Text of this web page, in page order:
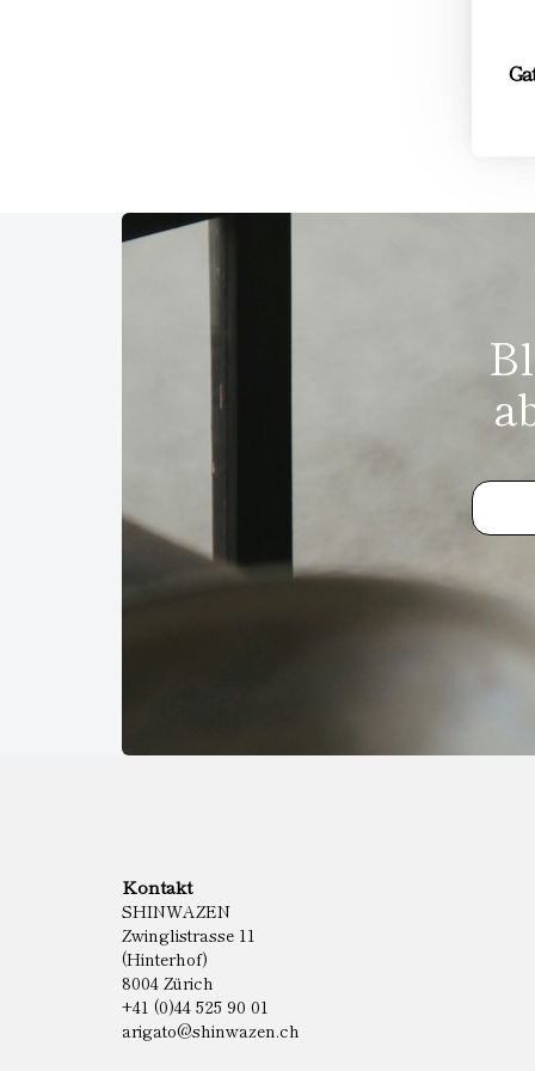
Kontakt
SHINWAZEN
Zwinglistrasse 11
(Hinterhof)
8004 Zürich
+41 (0)44 525 90 01
arigato@shinwazen.ch